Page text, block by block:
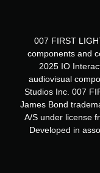
007 FIRST
components and
2025 IO
audiovisual
Studios Inc. 007
James Bond
A/S under license
Developed in